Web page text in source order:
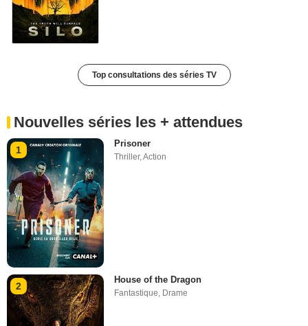
Top consultations des séries TV
Nouvelles séries les + attendues
1
Prisoner
Thriller,Action
2
House of the Dragon
Fantastique, Drame